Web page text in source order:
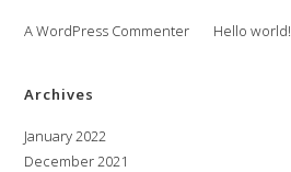
A WordPress Commenter Hello world!
Archives
January 2022
December 2021